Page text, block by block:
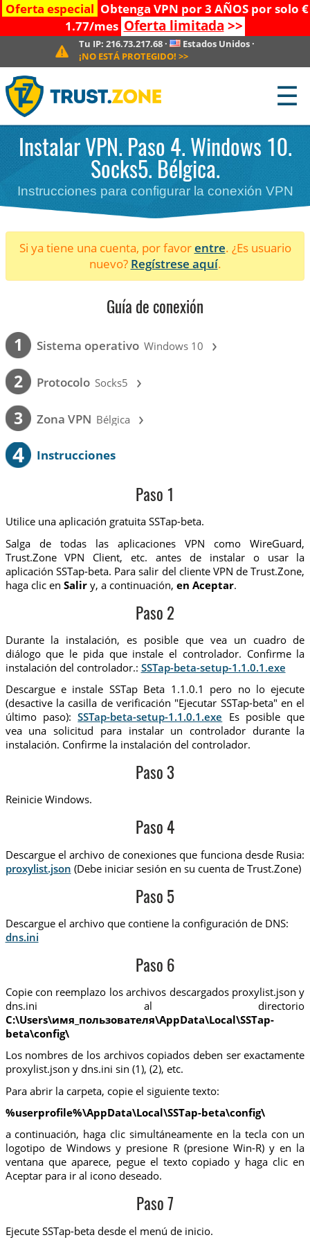
Oferta especial Obtenga VPN por 3 AÑOS por solo €
1.77/mes Oferta limitada >>
Tu IP:216.73.217.68 · Estados Unidos·
¡NO ESTÁ PROTEGIDO! >>
☰
Instalar VPN. Paso 4. Windows 10.
Socks5. Bélgica.
Instrucciones para configurar la conexión VPN
Si ya tiene una cuenta, por favorentre. ¿Es usuario
nuevo? Regístrese aquí.
Guía de conexión
1 Sistema operativo Windows 10 ›
2 Protocolo Socks5 ›
3 Zona VPN Bélgica ›
4 Instrucciones
Paso 1
Utilice una aplicación gratuita SSTap-beta.
Salga de todas las aplicaciones VPN como WireGuard,
Trust.Zone VPN Client, etc. antes de instalar o usar la
aplicación SSTap-beta. Para salir del cliente VPN de Trust.Zone,
haga clic en Saliry, a continuación, en Aceptar.
Paso 2
Durante la instalación, es posible que vea un cuadro de
diálogo que le pida que instale el controlador. Confirme la
instalación del controlador.: SSTap-beta-setup-1.1.0.1.exe
Descargue e instale SSTap Beta 1.1.0.1 pero no lo ejecute
(desactive la casilla de verificación "Ejecutar SSTap-beta" en el
último paso):SSTap-beta-setup-1.1.0.1.exe Es posible que
vea una solicitud para instalar un controlador durante la
instalación. Confirme la instalación del controlador.
Paso 3
Reinicie Windows.
Paso 4
Descargue el archivo de conexiones que funciona desde Rusia:
proxylist.json (Debe iniciar sesión en su cuenta de Trust.Zone)
Paso 5
Descargue el archivo que contiene la configuración de DNS:
dns.ini
Paso 6
Copie con reemplazo los archivos descargados proxylist.json y
dns.ini al directorio
C:\Users\имя_пользователя\AppData\Local\SSTap-
beta\config\
Los nombres de los archivos copiados deben ser exactamente
proxylist.json y dns.ini sin (1), (2), etc.
Para abrir la carpeta, copie el siguiente texto:
%userprofile%\AppData\Local\SSTap-beta\config\
a continuación, haga clic simultáneamente en la tecla con un
logotipo de Windows y presione R (presione Win-R) y en la
ventana que aparece, pegue el texto copiado y haga clic en
Aceptar para ir al icono deseado.
Paso 7
Ejecute SSTap-beta desde el menú de inicio.